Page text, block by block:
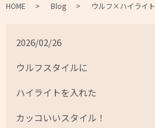
HOME Blog ウルフ×ハイライト
2026/02/26
ウルフスタイルに
ハイライトを入れた
カッコいいスタイル！